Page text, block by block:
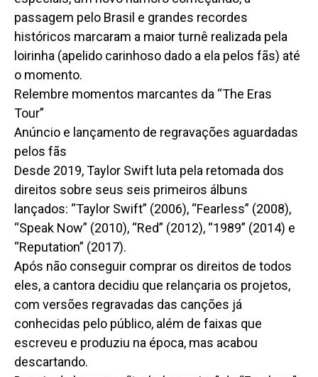
passagem pelo Brasil e grandes recordes
históricos marcaram a maior turnê realizada pela
loirinha (apelido carinhoso dado a ela pelos fãs) até
o momento.
Relembre momentos marcantes da “The Eras
Tour”
Anúncio e lançamento de regravações aguardadas
pelos fãs
Desde 2019, Taylor Swift luta pela retomada dos
direitos sobre seus seis primeiros álbuns
lançados: “Taylor Swift” (2006), “Fearless” (2008),
“Speak Now” (2010), “Red” (2012), “1989” (2014) e
“Reputation” (2017).
Após não conseguir comprar os direitos de todos
eles, a cantora decidiu que relançaria os projetos,
com versões regravadas das canções já
conhecidas pelo público, além de faixas que
escreveu e produziu na época, mas acabou
descartando.